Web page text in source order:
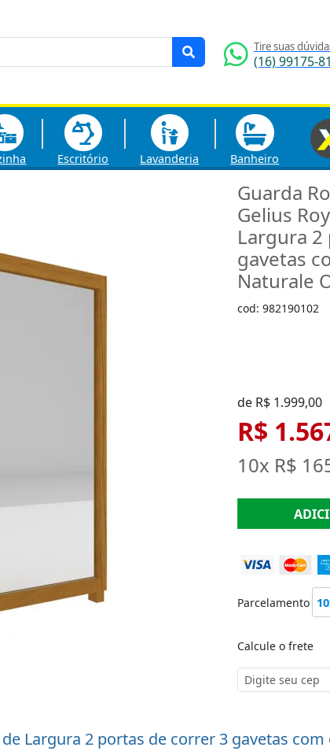
Tire suas
(16) 99175-
Escritório Lavanderia Banheiro
Guarda
Gelius
Largura
gavetas
Naturale
cod: 982190102
de R$ 1.999,00
R$
10x R$
Parcelamento
Calcule o frete
Largura 2 portas de correr 3 gavetas